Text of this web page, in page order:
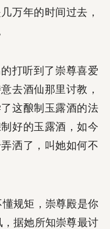
万年的时间过去，
打听到了崇尊喜爱
去酒仙那里讨教，
这酿制玉露酒的法
好的玉露酒，如今
洒了，叫她如何不
规矩，崇尊殿是你
据她所知崇尊最讨